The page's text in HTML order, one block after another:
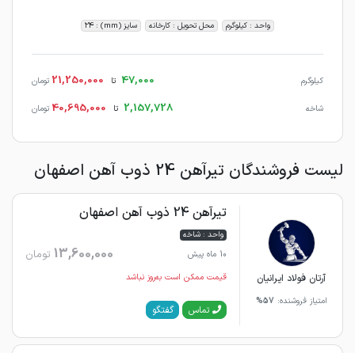
واحد : کیلوگرم محل تحویل : کارخانه سایز (mm) : 24
کیلوگرم 47,000 تا 21,250,000 تومان
شاخه 2,157,728 تا 40,695,000 تومان
لیست فروشندگان تیرآهن 24 ذوب آهن اصفهان
آرتان فولاد ایرانیان
امتیاز فروشنده: 57%
تیرآهن 24 ذوب آهن اصفهان
واحد : شاخه
10 ماه پیش
13,600,000 تومان
قیمت ممکن است به‌روز نباشد
تماس گفتگو